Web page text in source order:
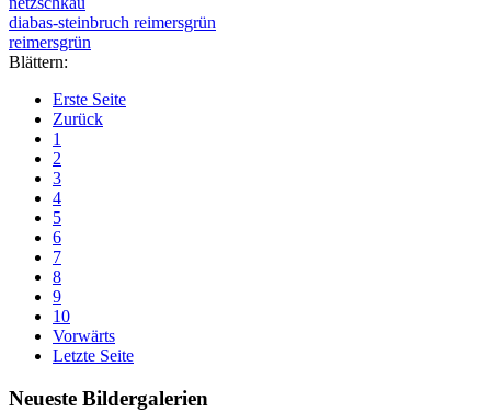
diabas-steinbruch reimersgrün
reimersgrün
Blättern:
Erste Seite
Zurück
1
2
3
4
5
6
7
8
9
10
Vorwärts
Letzte Seite
Neueste Bildergalerien